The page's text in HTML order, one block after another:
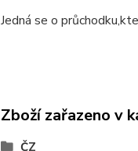
Jedná se o
Zboží zařazeno v
ČZ